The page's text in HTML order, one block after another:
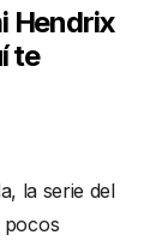
Hendrix
te
la serie del
pocos